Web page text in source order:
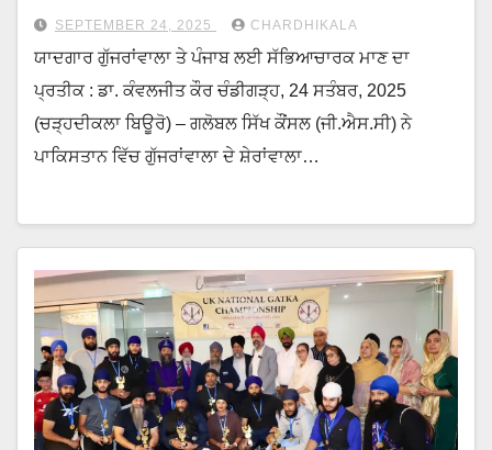
SEPTEMBER 24, 2025 CHARDHIKALA
ਯਾਦਗਾਰ ਗੁੱਜਰਾਂਵਾਲਾ ਤੇ ਪੰਜਾਬ ਲਈ ਸੱਭਿਆਚਾਰਕ ਮਾਣ ਦਾ
ਪ੍ਰਤੀਕ : ਡਾ. ਕੰਵਲਜੀਤ ਕੌਰ ਚੰਡੀਗੜ੍ਹ, 24 ਸਤੰਬਰ, 2025
(ਚੜ੍ਹਦੀਕਲਾ ਬਿਊਰੋ) – ਗਲੋਬਲ ਸਿੱਖ ਕੌਂਸਲ (ਜੀ.ਐਸ.ਸੀ) ਨੇ
ਪਾਕਿਸਤਾਨ ਵਿੱਚ ਗੁੱਜਰਾਂਵਾਲਾ ਦੇ ਸ਼ੇਰਾਂਵਾਲਾ…